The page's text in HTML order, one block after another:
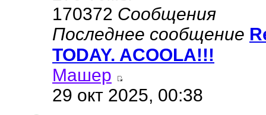
170372 Сообщения
Последнее сообщение
TODAY. ACOOLA!!!
Машер
29 окт 2025, 00:38